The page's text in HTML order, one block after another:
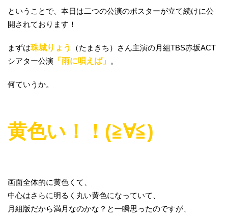
ということで、本日は二つの公演のポスターが立て続けに公
開されております！
まずは珠城りょう
（たまきち）さん主演の月組TBS赤坂ACT
シアター公演 「雨に唄えば」 。
何ていうか。
黄色い！！(≧∀≦)
画面全体的に黄色くて、
中心はさらに明るく丸い黄色になっていて、
月組版だから満月なのかな？と一瞬思ったのですが、